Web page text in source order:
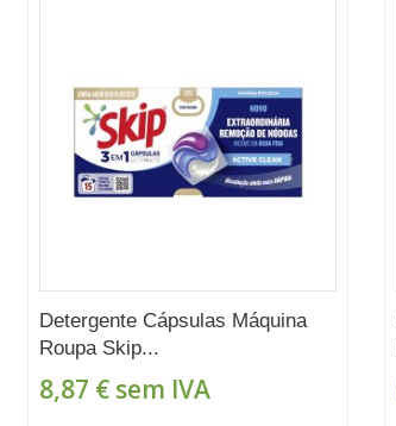
Detergente Cápsulas Máquina
Roupa Skip...
8,87 €sem IVA